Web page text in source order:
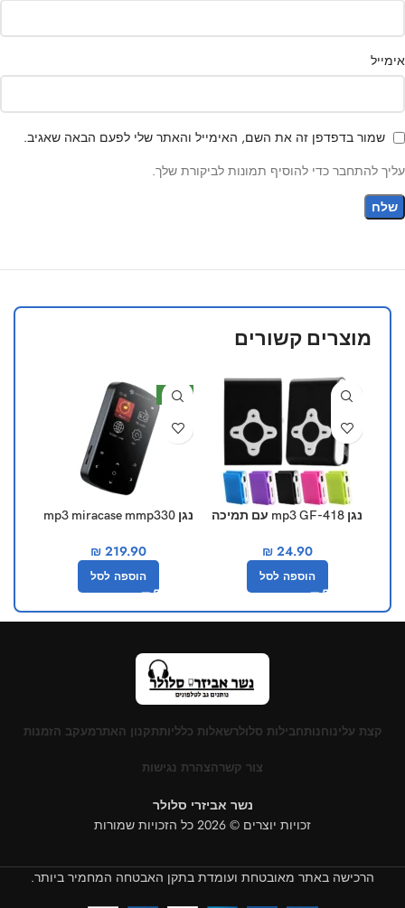
אימייל
שמור בדפדפן זה את השם, האימייל והאתר שלי לפעם הבאה שאגיב.
עליך להתחבר כדי להוסיף תמונות לביקורת שלך.
מוצרים קשורים
נגן mp3 GF-418 עם תמיכה
₪24.90
הוספה לסל
חדש
נגן mp3 miracase mmp330
₪219.90
הוספה לסל
קצת עלינוחנותחבילות סלולרשאלות כלליותתקנון האתרמעקב הזמנות
צור קשרהצהרת נגישות
נשר אביזרי סלולר
זכויות יוצרים © 2026 כל הזכויות שמורות
הרכישה באתר מאובטחת ועומדת בתקן האבטחה המחמיר ביותר.